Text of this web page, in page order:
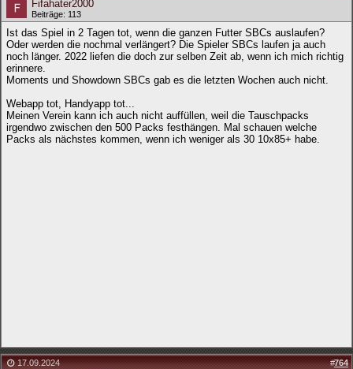
Fifahater2000
Beiträge: 113
Ist das Spiel in 2 Tagen tot, wenn die ganzen Futter SBCs auslaufen?
Oder werden die nochmal verlängert? Die Spieler SBCs laufen ja auch
noch länger. 2022 liefen die doch zur selben Zeit ab, wenn ich mich richtig
erinnere.
Moments und Showdown SBCs gab es die letzten Wochen auch nicht.
Webapp tot, Handyapp tot...
Meinen Verein kann ich auch nicht auffüllen, weil die Tauschpacks
irgendwo zwischen den 500 Packs festhängen. Mal schauen welche
Packs als nächstes kommen, wenn ich weniger als 30 10x85+ habe.
17.09.2024 #764